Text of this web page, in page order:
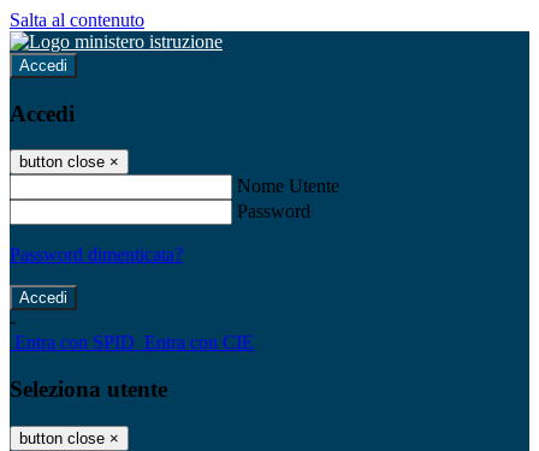
Salta al contenuto
Accedi
Accedi
button close ×
Nome Utente
Password
Password dimenticata?
-
Entra con SPID Entra con CIE
Seleziona utente
button close ×